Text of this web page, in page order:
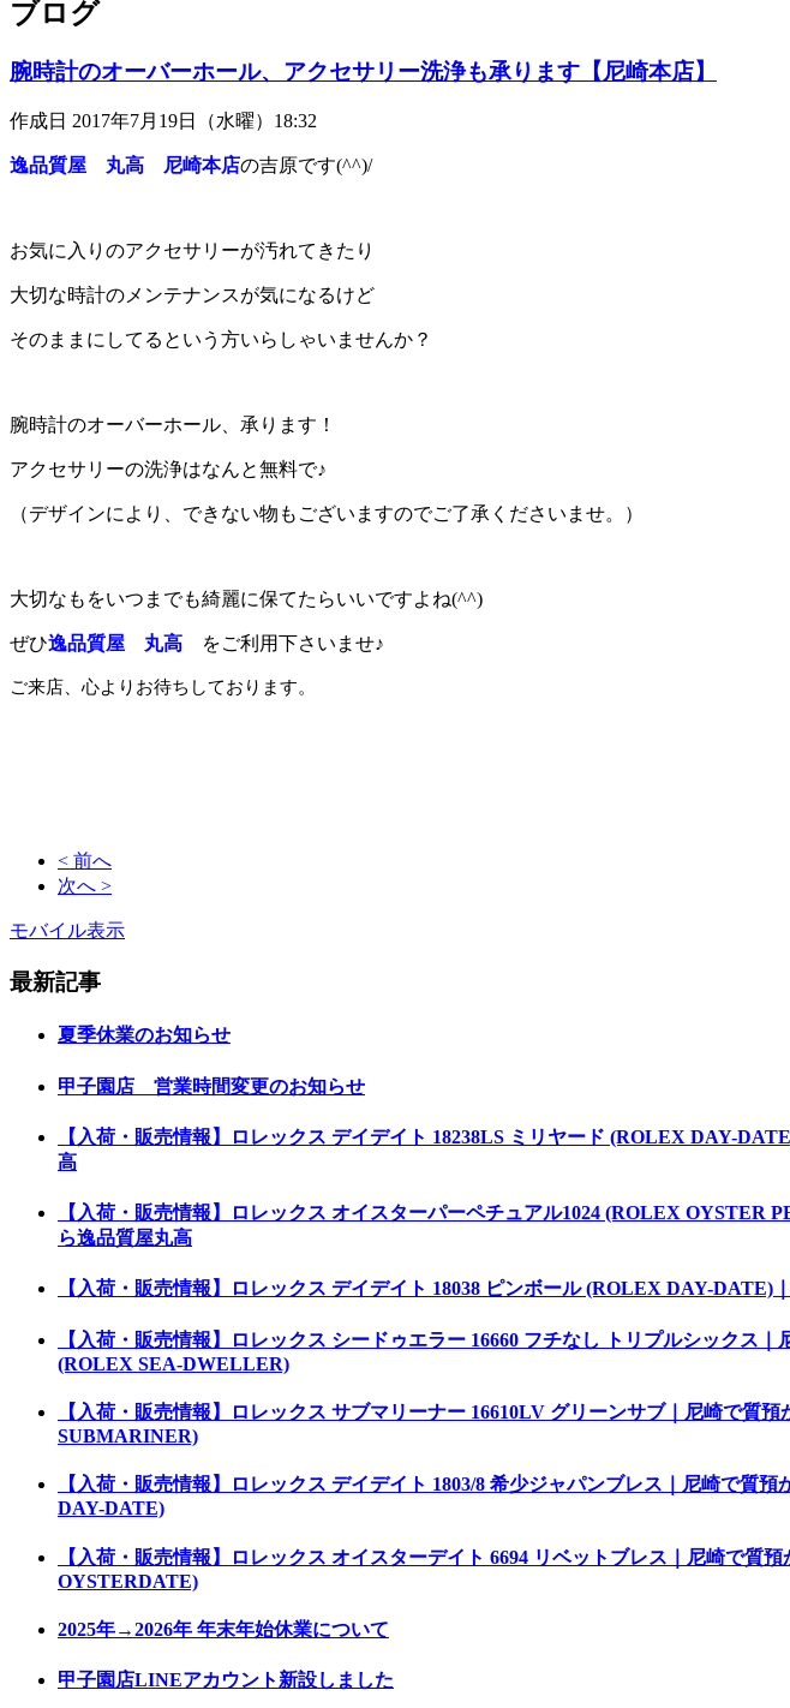
ブログ
腕時計のオーバーホール、アクセサリー洗浄も承ります【尼崎本店】
作成日 2017年7月19日（水曜）18:32
逸品質屋 丸高 尼崎本店の吉原です(^^)/
お気に入りのアクセサリーが汚れてきたり
大切な時計のメンテナンスが気になるけど
そのままにしてるという方いらしゃいませんか？
腕時計のオーバーホール、承ります！
アクセサリーの洗浄はなんと無料で♪
（デザインにより、できない物もございますのでご了承くださいませ。）
大切なもをいつまでも綺麗に保てたらいいですよね(^^)
ぜひ逸品質屋 丸高 をご利用下さいませ♪
ご来店、心よりお待ちしております。
< 前へ
次へ >
モバイル表示
最新記事
夏季休業のお知らせ
甲子園店 営業時間変更のお知らせ
【入荷・販売情報】ロレックス デイデイト 18238LS ミリヤード (ROLEX DAY-
高
【入荷・販売情報】ロレックス オイスターパーペチュアル1024 (ROLEX OYSTER
ら逸品質屋丸高
【入荷・販売情報】ロレックス デイデイト 18038 ピンボール (ROLEX DAY-DATE)
【入荷・販売情報】ロレックス シードゥエラー 16660 フチなし トリプルシックス
(ROLEX SEA-DWELLER)
【入荷・販売情報】ロレックス サブマリーナー 16610LV グリーンサブ｜尼崎で質
SUBMARINER)
【入荷・販売情報】ロレックス デイデイト 1803/8 希少ジャパンブレス｜尼崎で質
DAY-DATE)
【入荷・販売情報】ロレックス オイスターデイト 6694 リベットブレス｜尼崎で質
OYSTERDATE)
2025年→2026年 年末年始休業について
甲子園店LINEアカウント新設しました